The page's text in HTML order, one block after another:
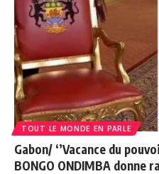
TOUT LE MONDE EN PARLE
Gabon/ ‘’Vacance du
BONGO ONDIMBA donne